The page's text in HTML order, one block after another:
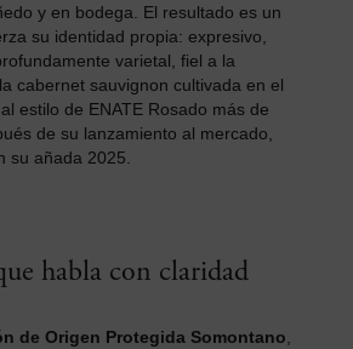
y en bodega. El resultado es un
su identidad propia: expresivo,
varietal, fiel a la
cabernet sauvignon cultivada en el
estilo de ENATE Rosado más de
de su lanzamiento al mercado,
su añada 2025.
habla con claridad
de Origen Protegida Somontano,